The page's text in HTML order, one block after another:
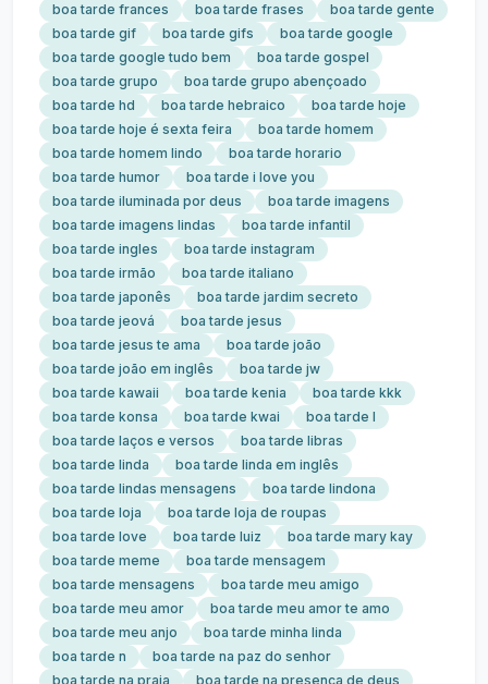
boa tarde frances
boa tarde frases
boa tarde gente
boa tarde gif
boa tarde gifs
boa tarde google
boa tarde google tudo bem
boa tarde gospel
boa tarde grupo
boa tarde grupo abençoado
boa tarde hd
boa tarde hebraico
boa tarde hoje
boa tarde hoje é sexta feira
boa tarde homem
boa tarde homem lindo
boa tarde horario
boa tarde humor
boa tarde i love you
boa tarde iluminada por deus
boa tarde imagens
boa tarde imagens lindas
boa tarde infantil
boa tarde ingles
boa tarde instagram
boa tarde irmão
boa tarde italiano
boa tarde japonês
boa tarde jardim secreto
boa tarde jeová
boa tarde jesus
boa tarde jesus te ama
boa tarde joão
boa tarde joão em inglês
boa tarde jw
boa tarde kawaii
boa tarde kenia
boa tarde kkk
boa tarde konsa
boa tarde kwai
boa tarde l
boa tarde laços e versos
boa tarde libras
boa tarde linda
boa tarde linda em inglês
boa tarde lindas mensagens
boa tarde lindona
boa tarde loja
boa tarde loja de roupas
boa tarde love
boa tarde luiz
boa tarde mary kay
boa tarde meme
boa tarde mensagem
boa tarde mensagens
boa tarde meu amigo
boa tarde meu amor
boa tarde meu amor te amo
boa tarde meu anjo
boa tarde minha linda
boa tarde n
boa tarde na paz do senhor
boa tarde na praia
boa tarde na presença de deus